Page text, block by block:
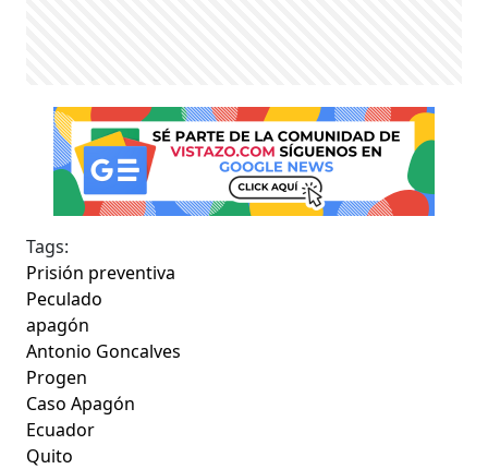
Tags:
Prisión preventiva
Peculado
apagón
Antonio Goncalves
Progen
Caso Apagón
Ecuador
Quito